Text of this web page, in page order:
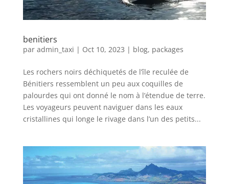
benitiers
par admin_taxi | Oct 10, 2023 | blog, packages
Les rochers noirs déchiquetés de l’île reculée de
Bénitiers ressemblent un peu aux coquilles de
palourdes qui ont donné le nom à l’étendue de terre.
Les voyageurs peuvent naviguer dans les eaux
cristallines qui longe le rivage dans l’un des petits...